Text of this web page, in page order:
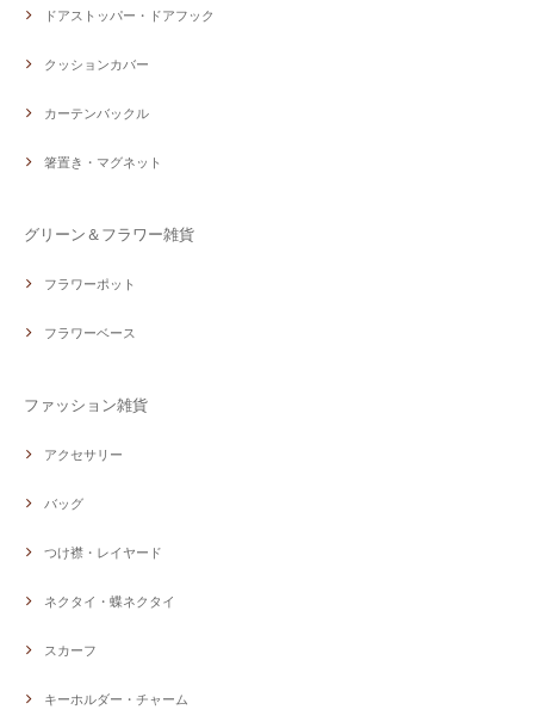
ドアストッパー・ドアフック
クッションカバー
カーテンバックル
箸置き・マグネット
グリーン＆フラワー雑貨
フラワーポット
フラワーベース
ファッション雑貨
アクセサリー
バッグ
つけ襟・レイヤード
ネクタイ・蝶ネクタイ
スカーフ
キーホルダー・チャーム